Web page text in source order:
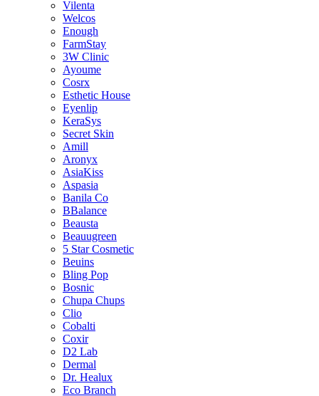
Vilenta
Welcos
Enough
FarmStay
3W Clinic
Ayoume
Cosrx
Esthetic House
Eyenlip
KeraSys
Secret Skin
Amill
Aronyx
AsiaKiss
Aspasia
Banila Co
BBalance
Beausta
Beauugreen
5 Star Cosmetic
Beuins
Bling Pop
Bosnic
Chupa Chups
Clio
Cobalti
Coxir
D2 Lab
Dermal
Dr. Healux
Eco Branch